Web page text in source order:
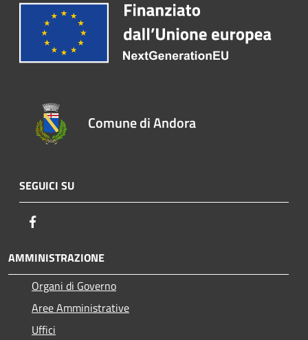
Comune di Andora
SEGUICI SU
AMMINISTRAZIONE
Organi di Governo
Aree Amministrative
Uffici